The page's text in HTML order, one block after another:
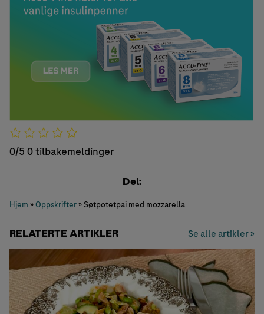
0/5 0 tilbakemeldinger
Del:
Hjem »Oppskrifter» Søtpotetpai med mozzarella
RELATERTE ARTIKLER Se alle artikler »